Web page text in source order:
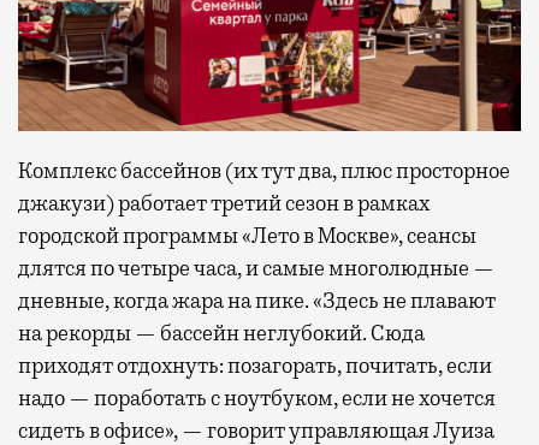
Комплекс бассейнов (их тут два, плюс просторное
джакузи) работает третий сезон в рамках
городской программы «Лето в Москве», сеансы
длятся по четыре часа, и самые многолюдные —
дневные, когда жара на пике. «Здесь не плавают
на рекорды — бассейн неглубокий. Сюда
приходят отдохнуть: позагорать, почитать, если
надо — поработать с ноутбуком, если не хочется
сидеть в офисе», — говорит управляющая Луиза